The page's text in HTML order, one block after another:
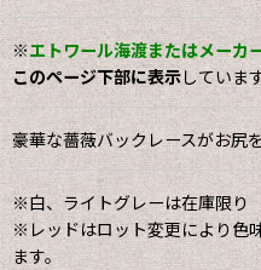
※エトワール海渡またはメーカ
このページ下部に表示していま
豪華な薔薇バックレースがお尻
※白、ライトグレーは在庫限り
※レッドはロット変更により色
ます。